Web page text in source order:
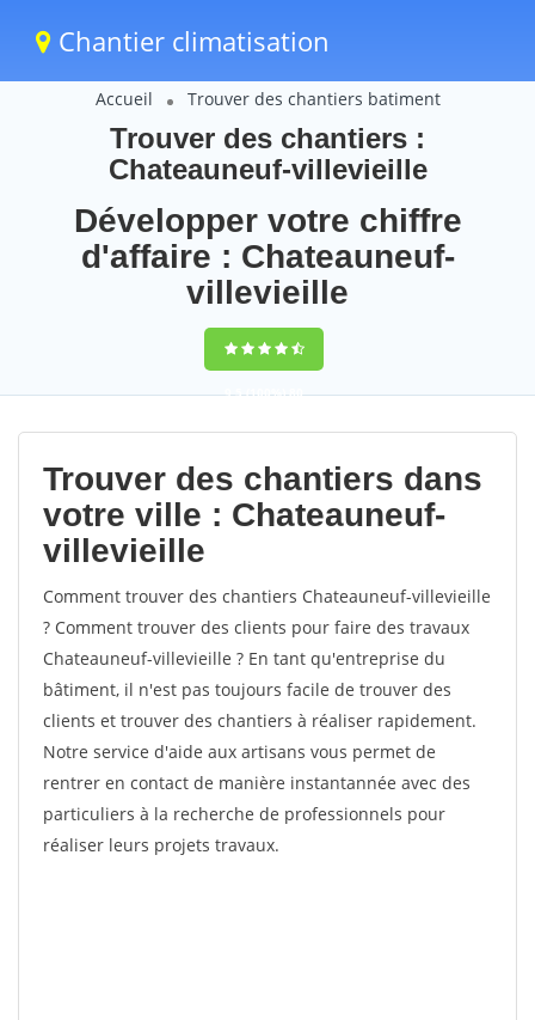
Chantier climatisation
Accueil Trouver des chantiers batiment
Trouver des chantiers :
Chateauneuf-villevieille
Développer votre chiffre
d'affaire : Chateauneuf-
villevieille
9,5(100%)80
votes
Trouver des chantiers dans
votre ville : Chateauneuf-
villevieille
Comment trouver des chantiers Chateauneuf-villevieille
? Comment trouver des clients pour faire des travaux
Chateauneuf-villevieille ? En tant qu'entreprise du
bâtiment, il n'est pas toujours facile de trouver des
clients et trouver des chantiers à réaliser rapidement.
Notre service d'aide aux artisans vous permet de
rentrer en contact de manière instantannée avec des
particuliers à la recherche de professionnels pour
réaliser leurs projets travaux.